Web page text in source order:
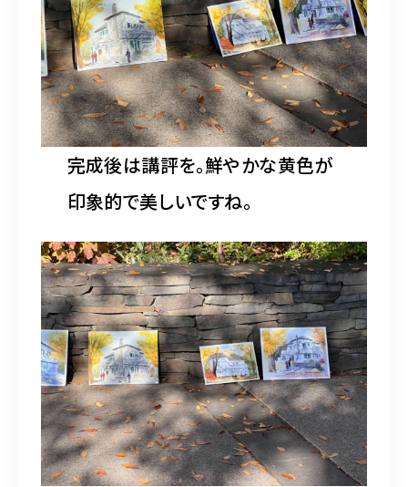
完成後は講評を。鮮やかな黄色が
印象的で美しいですね。